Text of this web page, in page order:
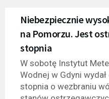
Niebezpiecznie
na Pomorzu. Jest
stopnia
W sobotę Instytut
Wodnej w Gdyni
stopnia o wezbraniu